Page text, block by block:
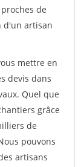
de
d'un artisan
mettre en
devis dans
Quel que
grâce
de
pouvons
artisans